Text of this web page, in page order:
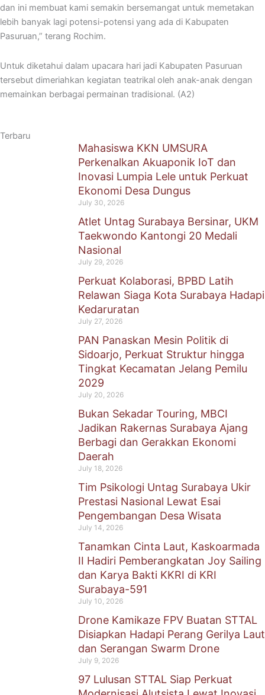
dan ini membuat kami semakin bersemangat untuk memetakan
lebih banyak lagi potensi-potensi yang ada di Kabupaten
Pasuruan,” terang Rochim.
Untuk diketahui dalam upacara hari jadi Kabupaten Pasuruan
tersebut dimeriahkan kegiatan teatrikal oleh anak-anak dengan
memainkan berbagai permainan tradisional. (A2)
Terbaru
Mahasiswa KKN UMSURA
Perkenalkan Akuaponik IoT dan
Inovasi Lumpia Lele untuk Perkuat
Ekonomi Desa Dungus
July 30, 2026
Atlet Untag Surabaya Bersinar, UKM
Taekwondo Kantongi 20 Medali
Nasional
July 29, 2026
Perkuat Kolaborasi, BPBD Latih
Relawan Siaga Kota Surabaya Hadapi
Kedaruratan
July 27, 2026
PAN Panaskan Mesin Politik di
Sidoarjo, Perkuat Struktur hingga
Tingkat Kecamatan Jelang Pemilu
2029
July 20, 2026
Bukan Sekadar Touring, MBCI
Jadikan Rakernas Surabaya Ajang
Berbagi dan Gerakkan Ekonomi
Daerah
July 18, 2026
Tim Psikologi Untag Surabaya Ukir
Prestasi Nasional Lewat Esai
Pengembangan Desa Wisata
July 14, 2026
Tanamkan Cinta Laut, Kaskoarmada
II Hadiri Pemberangkatan Joy Sailing
dan Karya Bakti KKRI di KRI
Surabaya-591
July 10, 2026
Drone Kamikaze FPV Buatan STTAL
Disiapkan Hadapi Perang Gerilya Laut
dan Serangan Swarm Drone
July 9, 2026
97 Lulusan STTAL Siap Perkuat